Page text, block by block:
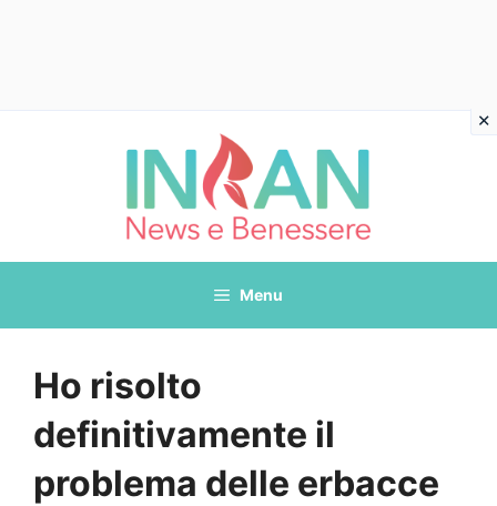
Menu
Ho risolto
definitivamente il
problema delle erbacce